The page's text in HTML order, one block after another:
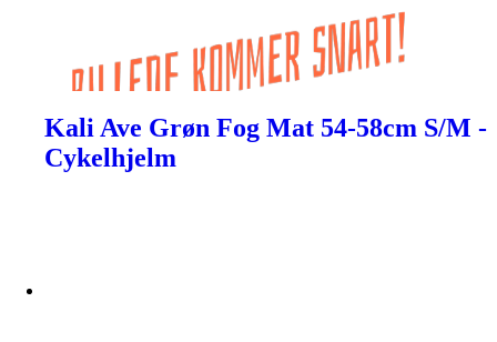
Kali Ave Grøn Fog Mat 54-58cm S/M -
Cykelhjelm